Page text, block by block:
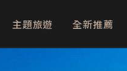
主題旅遊 全新推薦